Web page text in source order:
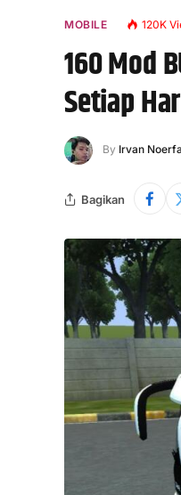
MOBILE 120K
160 Mod
Setiap
By Irvan
Bagikan